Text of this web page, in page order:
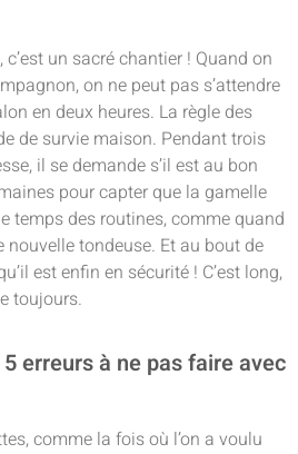
c’est un sacré chantier ! Quand on
on ne peut pas s’attendre
en deux heures. La règle des
de survie maison. Pendant trois
il se demande s’il est au bon
pour capter que la gamelle
temps des routines, comme quand
tondeuse. Et au bout de
est enfin en sécurité ! C’est long,
toujours.
erreurs à ne pas faire avec
comme la fois où l’on a voulu